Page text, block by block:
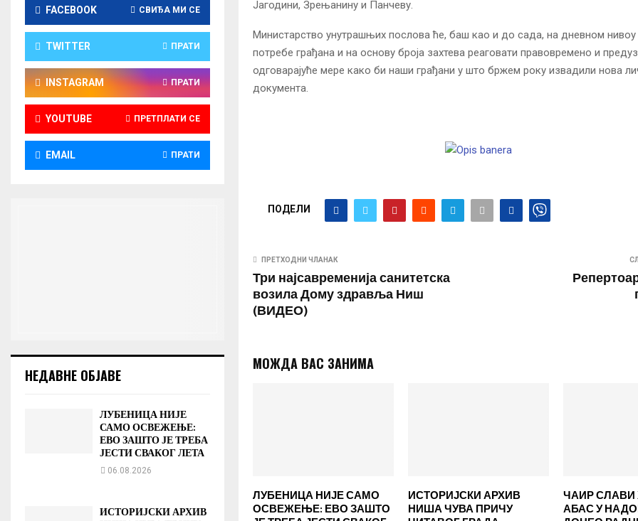
Јагодини, Зрењанину и Панчеву.
Министарство унутрашњих послова ће, баш као и до сада, на дневном нивоу
потребе грађана и на основу броја захтева реаговати правовремено и
одговарајуће мере како би наши грађани у што бржем року извадили нова
документа.
ПОДЕЛИ
ПРЕТХОДНИ ЧЛАНАК
Три најсавременија санитетска
возила Дому здравља Ниш
(ВИДЕО)
МОЖДА ВАС ЗАНИМА
ЛУБЕНИЦА НИЈЕ САМО
ОСВЕЖЕЊЕ: ЕВО ЗАШТО
ИСТОРИЈСКИ АРХИВ
НИША ЧУВА ПРИЧУ
ЧАИР СЛАВИ
АБАС У
FACEBOOK СВИЂА МИ СЕ
TWITTER ПРАТИ
INSTAGRAM ПРАТИ
YOUTUBE ПРЕТПЛАТИ СЕ
EMAIL ПРАТИ
НЕДАВНЕ ОБЈАВЕ
ЛУБЕНИЦА НИЈЕ
САМО ОСВЕЖЕЊЕ:
ЕВО ЗАШТО ЈЕ ТРЕБА
ЈЕСТИ СВАКОГ ЛЕТА
06.08.2026
ИСТОРИЈСКИ АРХИВ